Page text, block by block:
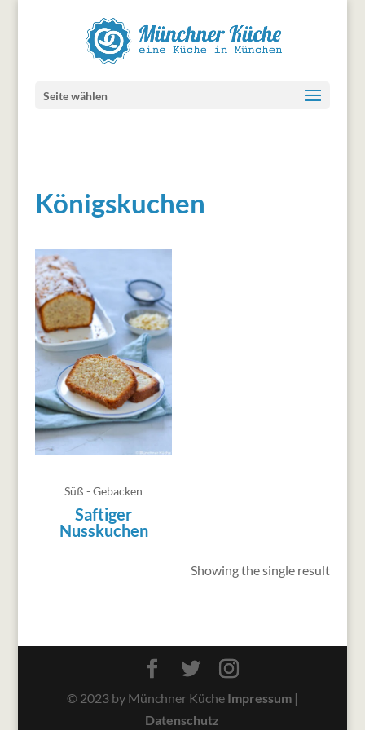
Seite wählen
Königskuchen
Süß - Gebacken
Saftiger
Nusskuchen
Showing the single result
© 2023 by Münchner Küche Impressum|
Datenschutz